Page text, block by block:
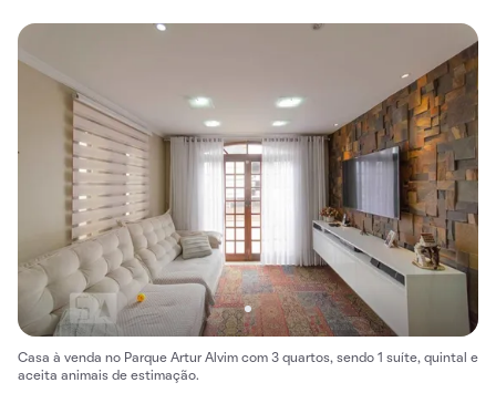
Casa à venda no Parque Artur Alvim com 3 quartos, sendo 1 suíte, quintal e
aceita animais de estimação.